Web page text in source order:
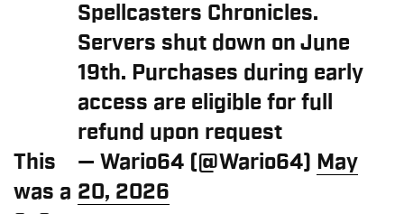
Spellcasters Chronicles.
Servers shut down on June
19th. Purchases during early
access are eligible for full
refund upon request
This
was a
— Wario64 (@Wario64) May
20, 2026